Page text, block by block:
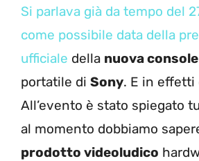
Si parlava già da tempo del
come possibile data della
ufficiale della nuova
portatile di Sony. E in effetti
All’evento è stato spiegato
al momento dobbiamo
prodotto videoludico